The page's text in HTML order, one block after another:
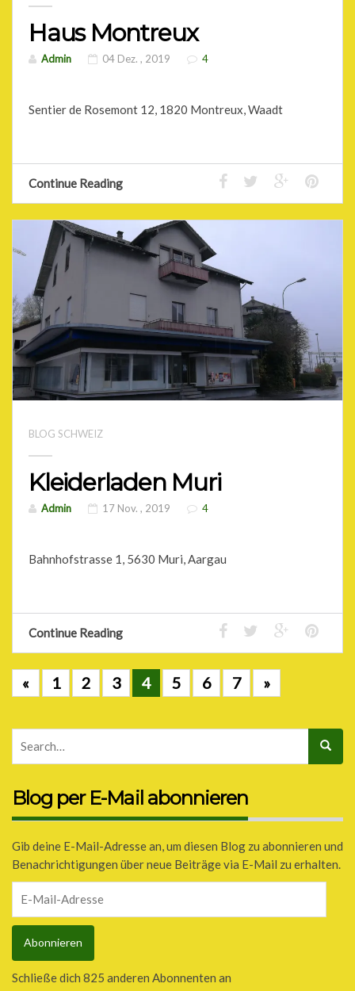
Haus Montreux
Admin 04 Dez. , 2019 4
Sentier de Rosemont 12, 1820 Montreux, Waadt
Continue Reading
BLOG SCHWEIZ
Kleiderladen Muri
Admin 17 Nov. , 2019 4
Bahnhofstrasse 1, 5630 Muri, Aargau
Continue Reading
« 1 2 3 4 5 6 7 »
Blog per E-Mail abonnieren
Gib deine E-Mail-Adresse an, um diesen Blog zu abonnieren und
Benachrichtigungen über neue Beiträge via E-Mail zu erhalten.
Mail-
Adresse
Abonnieren
Schließe dich 825 anderen Abonnenten an